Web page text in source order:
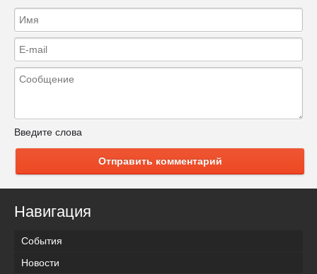
Введите слова
Отправить комментарий
Навигация
События
Новости